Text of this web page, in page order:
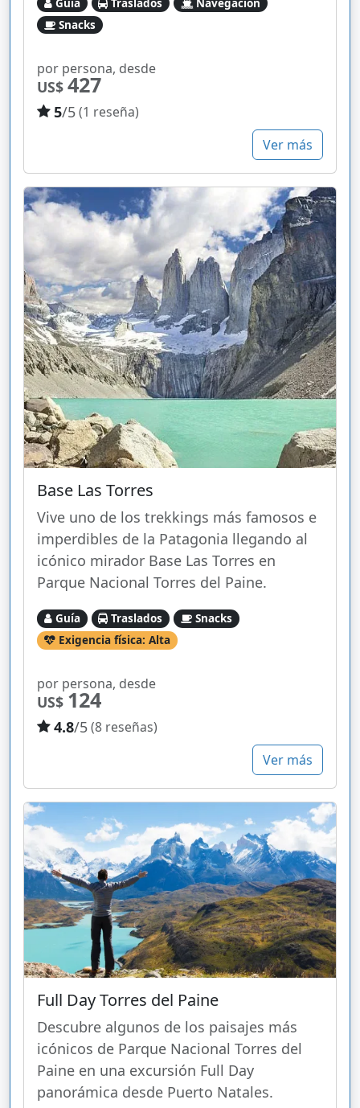
Guía Traslados
Navegación
Snacks
por persona, desde
US$ 427
5/5(1 reseña)
Ver más
Base Las Torres
Vive uno de los trekkings más famosos e
imperdibles de la Patagonia llegando al
icónico mirador Base Las Torres en
Parque Nacional Torres del Paine.
Guía Traslados
Snacks
Exigencia física: Alta
por persona, desde
US$ 124
4.8/5(8 reseñas)
Ver más
Full Day Torres del Paine
Descubre algunos de los paisajes más
icónicos de Parque Nacional Torres del
Paine en una excursión Full Day
panorámica desde Puerto Natales.